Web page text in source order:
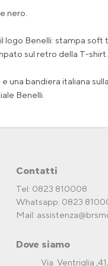
nero.
logo Benelli: stampa soft
sul retro della T-shirt.
una bandiera italiana
Benelli.
Contatti
Tel: 0823 810008
Whatsapp: 0823
Mail:
Dove siamo
Via Ventriglia